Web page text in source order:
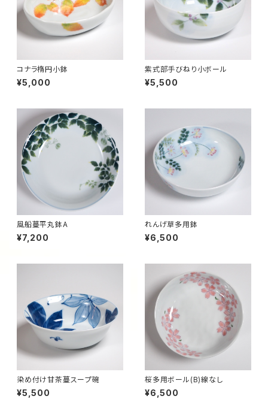
コナラ楕円小鉢
¥5,000
紫式部手びねり小ボール
¥5,500
風船蔓平丸鉢A
¥7,200
れんげ草多用鉢
¥6,500
染め付け甘茶蔓スープ碗
¥5,500
桜多用ボール(B)線なし
¥6,500